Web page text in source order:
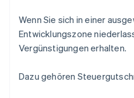
Wenn Sie sich in einer
Entwicklungszone
Vergünstigungen erhalten.
Dazu gehören